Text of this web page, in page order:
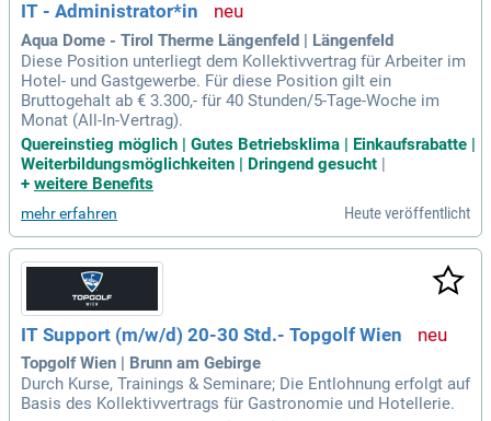
IT - Administrator*in
Aqua Dome - Tirol Therme Längenfeld | Längenfeld
Diese Position unterliegt dem Kollektivvertrag für Arbeiter im
Hotel- und Gastgewerbe. Für diese Position gilt ein
Bruttogehalt ab € 3.300,- für 40 Stunden/5-Tage-Woche im
Monat (All-In-Vertrag).
Quereinstieg möglich | Gutes Betriebsklima | Einkaufsrabatte |
Weiterbildungsmöglichkeiten | Dringend gesucht |
+ weitere Benefits
mehr erfahren Heute veröffentlicht
IT Support (m/w/d) 20-30 Std.- Topgolf Wien
Topgolf Wien | Brunn am Gebirge
Durch Kurse, Trainings & Seminare; Die Entlohnung erfolgt auf
Basis des Kollektivvertrags für Gastronomie und Hotellerie.